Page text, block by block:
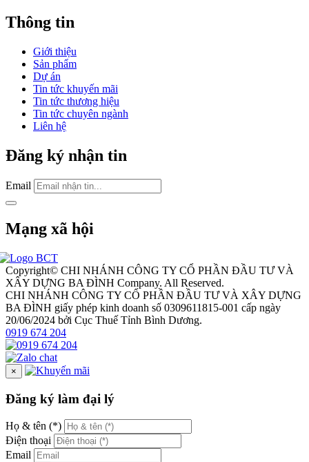
Thông tin
Giới thiệu
Sản phẩm
Dự án
Tin tức khuyến mãi
Tin tức thương hiệu
Tin tức chuyên ngành
Liên hệ
Đăng ký nhận tin
Email
Mạng xã hội
Copyright© CHI NHÁNH CÔNG TY CỔ PHẦN ĐẦU TƯ VÀ
XÂY DỰNG BA ĐÌNH Company. All Reserved.
CHI NHÁNH CÔNG TY CỔ PHẦN ĐẦU TƯ VÀ XÂY DỰNG
BA ĐÌNH giấy phép kinh doanh số 0309611815-001 cấp ngày
20/06/2024 bởi Cục Thuế Tỉnh Bình Dương.
0919 674 204
×
Đăng ký làm đại lý
Họ & tên (*)
Điện thoại
Email